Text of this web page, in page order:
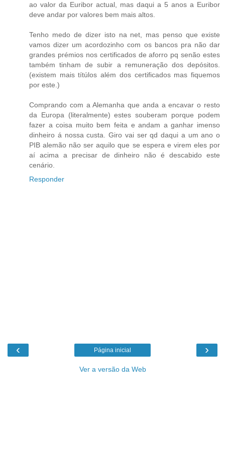
ao valor da Euribor actual, mas daqui a 5 anos a Euribor
deve andar por valores bem mais altos.
Tenho medo de dizer isto na net, mas penso que existe
vamos dizer um acordozinho com os bancos pra não dar
grandes prémios nos certificados de aforro pq senão estes
também tinham de subir a remuneração dos depósitos.
(existem mais títúlos além dos certificados mas fiquemos
por este.)
Comprando com a Alemanha que anda a encavar o resto
da Europa (literalmente) estes souberam porque podem
fazer a coisa muito bem feita e andam a ganhar imenso
dinheiro á nossa custa. Giro vai ser qd daqui a um ano o
PIB alemão não ser aquilo que se espera e virem eles por
aí acima a precisar de dinheiro não é descabido este
cenário.
Responder
‹ ›
Página inicial
Ver a versão da Web